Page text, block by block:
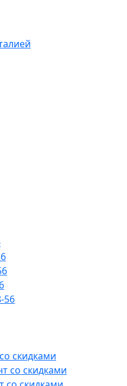
56
скидками
со скидками